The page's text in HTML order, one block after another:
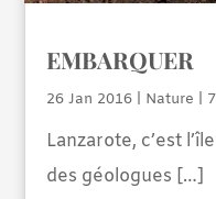
EMBARQUER
26 Jan 2016 Nature |
Lanzarote, c’est
des géologues […]